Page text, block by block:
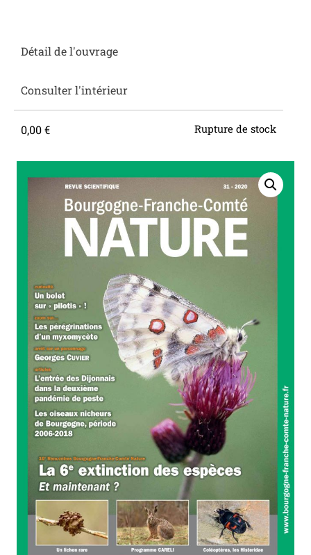
Détail de l'ouvrage
Consulter l'intérieur
0,00€ Rupture de stock